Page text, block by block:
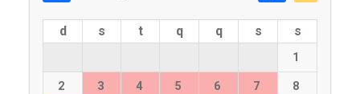
d s t q q s s
1
2 3 4 5 6 7 8